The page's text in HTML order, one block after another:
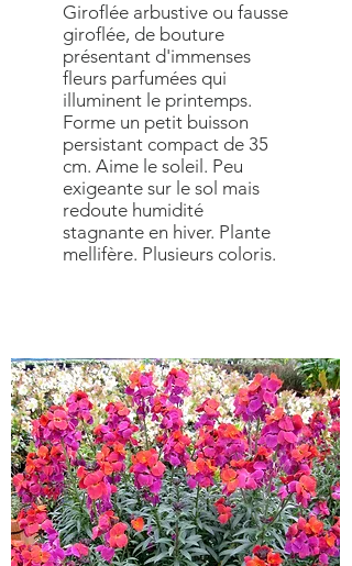
Giroflée arbustive ou fausse
giroflée, de bouture
présentant d'immenses
fleurs parfumées qui
illuminent le printemps.
Forme un petit buisson
persistant compact de 35
cm. Aime le soleil. Peu
exigeante sur le sol mais
redoute humidité
stagnante en hiver. Plante
mellifère. Plusieurs coloris.